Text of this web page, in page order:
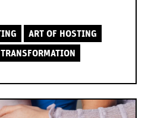
ART OF HOSTING
TRANSFORMATION